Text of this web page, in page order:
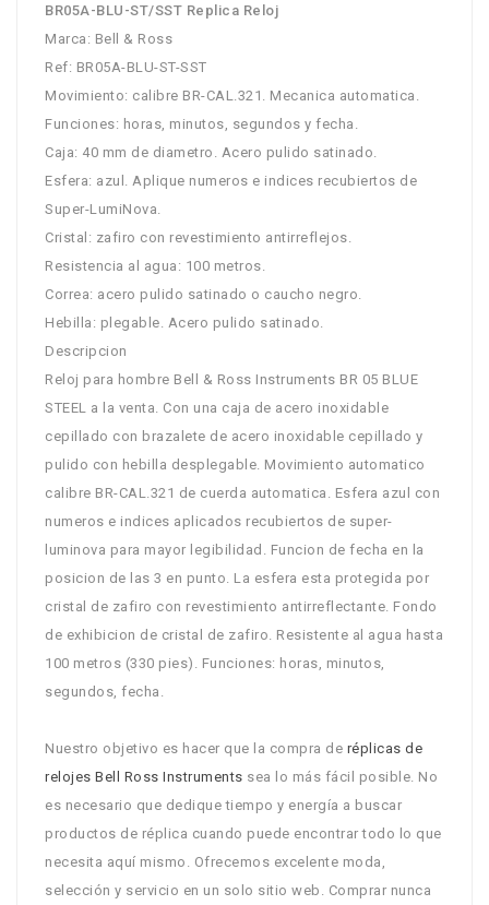
BR05A-BLU-ST/SST Replica Reloj
Marca: Bell & Ross
Ref: BR05A-BLU-ST-SST
Movimiento: calibre BR-CAL.321. Mecanica automatica.
Funciones: horas, minutos, segundos y fecha.
Caja: 40 mm de diametro. Acero pulido satinado.
Esfera: azul. Aplique numeros e indices recubiertos de
Super-LumiNova.
Cristal: zafiro con revestimiento antirreflejos.
Resistencia al agua: 100 metros.
Correa: acero pulido satinado o caucho negro.
Hebilla: plegable. Acero pulido satinado.
Descripcion
Reloj para hombre Bell & Ross Instruments BR 05 BLUE
STEEL a la venta. Con una caja de acero inoxidable
cepillado con brazalete de acero inoxidable cepillado y
pulido con hebilla desplegable. Movimiento automatico
calibre BR-CAL.321 de cuerda automatica. Esfera azul con
numeros e indices aplicados recubiertos de super-
luminova para mayor legibilidad. Funcion de fecha en la
posicion de las 3 en punto. La esfera esta protegida por
cristal de zafiro con revestimiento antirreflectante. Fondo
de exhibicion de cristal de zafiro. Resistente al agua hasta
100 metros (330 pies). Funciones: horas, minutos,
segundos, fecha.
Nuestro objetivo es hacer que la compra de réplicas de
relojes Bell Ross Instruments sea lo más fácil posible. No
es necesario que dedique tiempo y energía a buscar
productos de réplica cuando puede encontrar todo lo que
necesita aquí mismo. Ofrecemos excelente moda,
selección y servicio en un solo sitio web. Comprar nunca